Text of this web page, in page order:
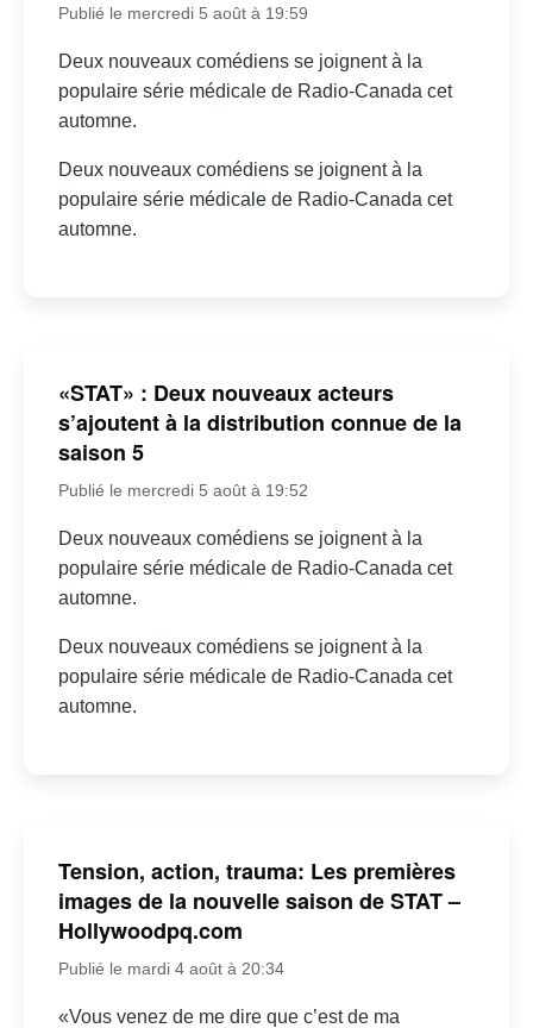
Publié le mercredi 5 août à 19:59
Deux nouveaux comédiens se joignent à la
populaire série médicale de Radio-Canada cet
automne.
Deux nouveaux comédiens se joignent à la
populaire série médicale de Radio-Canada cet
automne.
«STAT» : Deux nouveaux acteurs
s’ajoutent à la distribution connue de la
saison 5
Publié le mercredi 5 août à 19:52
Deux nouveaux comédiens se joignent à la
populaire série médicale de Radio-Canada cet
automne.
Deux nouveaux comédiens se joignent à la
populaire série médicale de Radio-Canada cet
automne.
Tension, action, trauma: Les premières
images de la nouvelle saison de STAT –
Hollywoodpq.com
Publié le mardi 4 août à 20:34
«Vous venez de me dire que c’est de ma